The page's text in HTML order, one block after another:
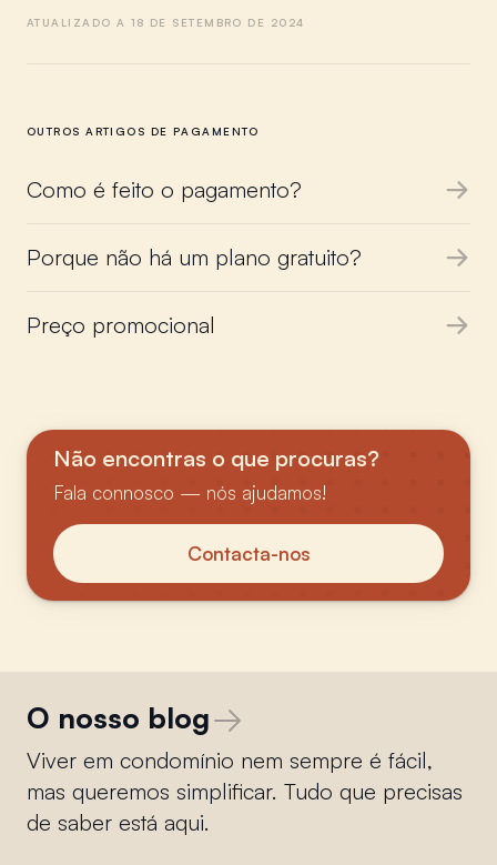
ATUALIZADO A 18 DE SETEMBRO DE 2024
OUTROS ARTIGOS DE PAGAMENTO
Como é feito o pagamento?
Porque não há um plano gratuito?
Preço promocional
Não encontras o que procuras?
Fala connosco — nós ajudamos!
Contacta-nos
O nosso blog
Viver em condomínio nem sempre é fácil,
mas queremos simplificar. Tudo que precisas
de saber está aqui.